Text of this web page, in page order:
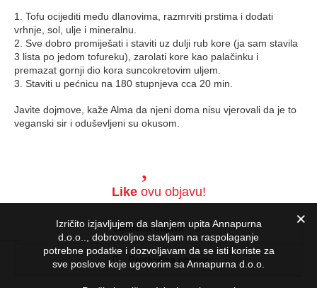
1. Tofu ocijediti među dlanovima, razmrviti prstima i dodati
vrhnje, sol, ulje i mineralnu.
2. Sve dobro promiješati i staviti uz dulji rub kore (ja sam stavila
3 lista po jedom tofureku), zarolati kore kao palačinku i
premazat gornji dio kora suncokretovim uljem.
3. Staviti u pećnicu na 180 stupnjeva cca 20 min.
Javite dojmove, kaže Alma da njeni doma nisu vjerovali da je to
veganski sir i oduševljeni su okusom.
Likeovu objavu!
Sljedeća objava
Prethodna objava
Izričito izjavljujem da slanjem upita Annapurna
d.o.o.., dobrovoljno stavljam na raspolaganje
potrebne podatke i dozvoljavam da se isti koriste za
sve poslove koje ugovorim sa Annapurna d.o.o.